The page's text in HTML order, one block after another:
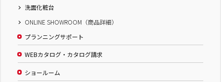
洗面化粧台
ONLINE SHOWROOM（商品詳細）
プランニングサポート
WEBカタログ・カタログ請求
ショールーム